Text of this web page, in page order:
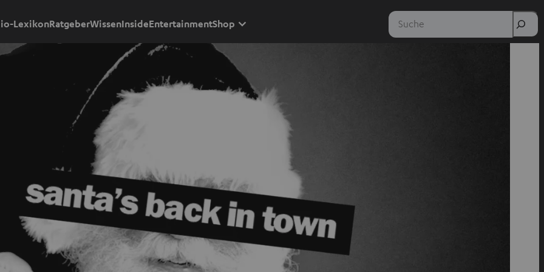
LexikonRatgeberWissenInsideEntertainmentShop Suche